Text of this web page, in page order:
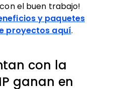
el buen trabajo!
y paquetes
proyectos aquí.
con la
ganan en